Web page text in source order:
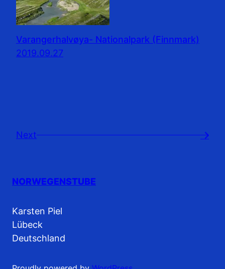
Varangerhalvøya- Nationalpark (Finnmark)
2019.09.27
Next →
NORWEGENSTUBE
Karsten Piel
Lübeck
Deutschland